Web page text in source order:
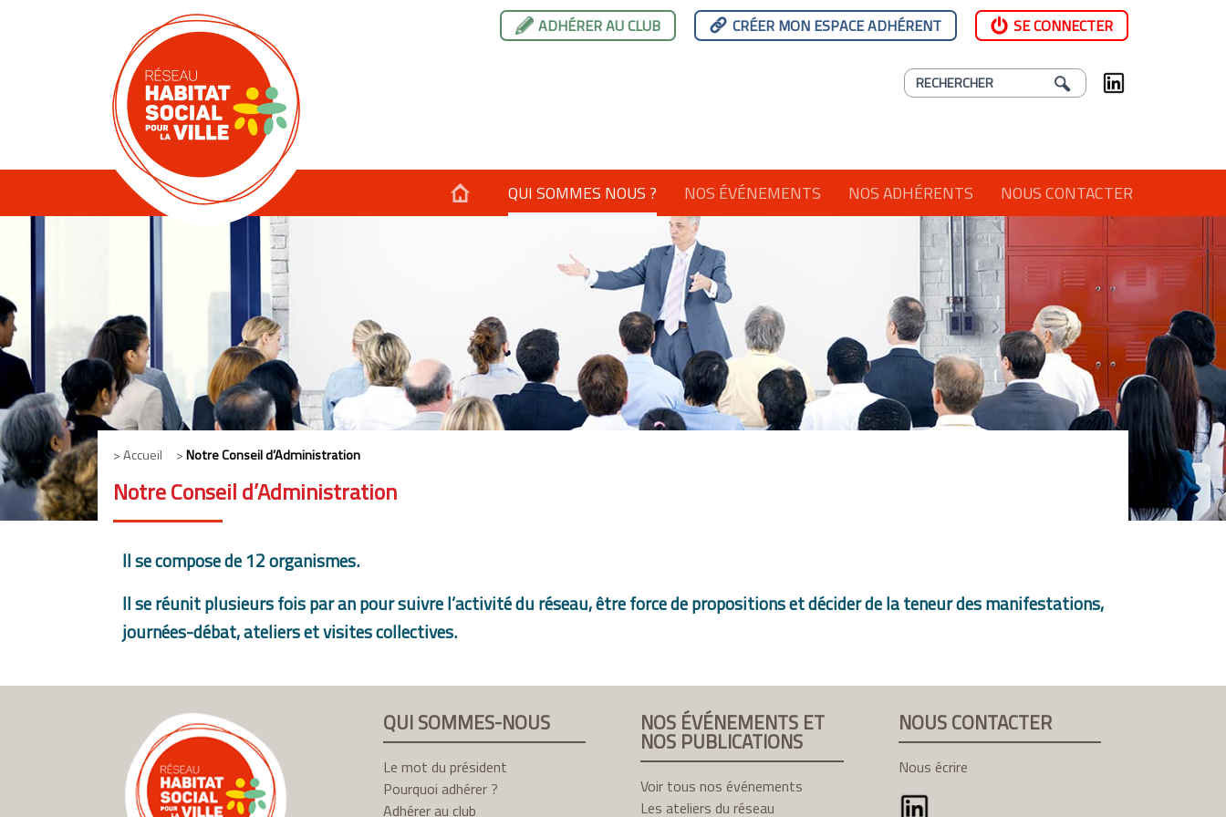
ADHÉRER AU CLUB CRÉER MON ESPACE ADHÉRENT SE CONNECTER
QUI SOMMES NOUS ? NOS ÉVÉNEMENTS NOS ADHÉRENTS NOUS CONTACTER
> Accueil >Notre Conseil d’Administration
Notre Conseil d’Administration
Il se compose de 12 organismes.
Il se réunit plusieurs fois par an pour suivre l’activité du réseau, être force de propositions et décider de la teneur des manifestations,
journées-débat, ateliers et visites collectives.
QUI SOMMES-NOUS
Le mot du président
Pourquoi adhérer ?
Adhérer au club
NOS ÉVÉNEMENTS ET
NOS PUBLICATIONS
Voir tous nos événements
Les ateliers du réseau
NOUS CONTACTER
Nous écrire